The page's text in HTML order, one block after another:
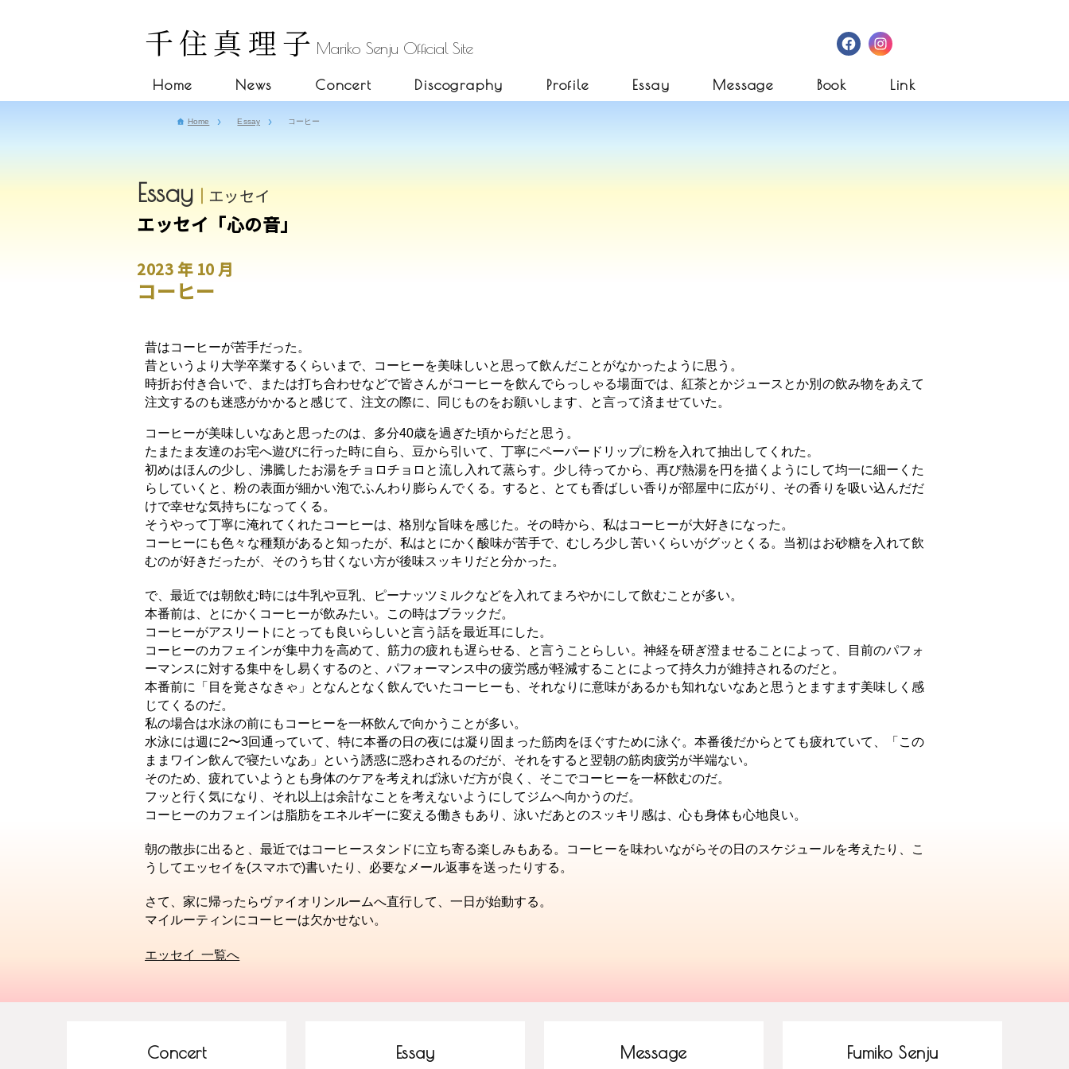
千住真理子 Mariko Senju Official Site FacebookInstagram
Home News Concert Discography Profile Essay Message Book Link
Home Essay コーヒー
Essay エッセイ
エッセイ「心の音」
2023 年 10 月
コーヒー
昔はコーヒーが苦手だった。
昔というより大学卒業するくらいまで、コーヒーを美味しいと思って飲んだことがなかったように思う。
時折お付き合いで、または打ち合わせなどで皆さんがコーヒーを飲んでらっしゃる場面では、紅茶とかジュースとか別の飲み物をあえて
注文するのも迷惑がかかると感じて、注文の際に、同じものをお願いします、と言って済ませていた。
コーヒーが美味しいなあと思ったのは、多分40歳を過ぎた頃からだと思う。
たまたま友達のお宅へ遊びに行った時に自ら、豆から引いて、丁寧にペーパードリップに粉を入れて抽出してくれた。
初めはほんの少し、沸騰したお湯をチョロチョロと流し入れて蒸らす。少し待ってから、再び熱湯を円を描くようにして均一に細ーくた
らしていくと、粉の表面が細かい泡でふんわり膨らんでくる。すると、とても香ばしい香りが部屋中に広がり、その香りを吸い込んだだ
けで幸せな気持ちになってくる。
そうやって丁寧に淹れてくれたコーヒーは、格別な旨味を感じた。その時から、私はコーヒーが大好きになった。
コーヒーにも色々な種類があると知ったが、私はとにかく酸味が苦手で、むしろ少し苦いくらいがグッとくる。当初はお砂糖を入れて飲
むのが好きだったが、そのうち甘くない方が後味スッキリだと分かった。
で、最近では朝飲む時には牛乳や豆乳、ピーナッツミルクなどを入れてまろやかにして飲むことが多い。
本番前は、とにかくコーヒーが飲みたい。この時はブラックだ。
コーヒーがアスリートにとっても良いらしいと言う話を最近耳にした。
コーヒーのカフェインが集中力を高めて、筋力の疲れも遅らせる、と言うことらしい。神経を研ぎ澄ませることによって、目前のパフォ
ーマンスに対する集中をし易くするのと、パフォーマンス中の疲労感が軽減することによって持久力が維持されるのだと。
本番前に「目を覚さなきゃ」となんとなく飲んでいたコーヒーも、それなりに意味があるかも知れないなあと思うとますます美味しく感
じてくるのだ。
私の場合は水泳の前にもコーヒーを一杯飲んで向かうことが多い。
水泳には週に2〜3回通っていて、特に本番の日の夜には凝り固まった筋肉をほぐすために泳ぐ。本番後だからとても疲れていて、「この
ままワイン飲んで寝たいなあ」という誘惑に惑わされるのだが、それをすると翌朝の筋肉疲労が半端ない。
そのため、疲れていようとも身体のケアを考えれば泳いだ方が良く、そこでコーヒーを一杯飲むのだ。
フッと行く気になり、それ以上は余計なことを考えないようにしてジムへ向かうのだ。
コーヒーのカフェインは脂肪をエネルギーに変える働きもあり、泳いだあとのスッキリ感は、心も身体も心地良い。
朝の散歩に出ると、最近ではコーヒースタンドに立ち寄る楽しみもある。コーヒーを味わいながらその日のスケジュールを考えたり、こ
うしてエッセイを(スマホで)書いたり、必要なメール返事を送ったりする。
さて、家に帰ったらヴァイオリンルームへ直行して、一日が始動する。
マイルーティンにコーヒーは欠かせない。
エッセイ 一覧へ
Concert Essay Message Fumiko Senju